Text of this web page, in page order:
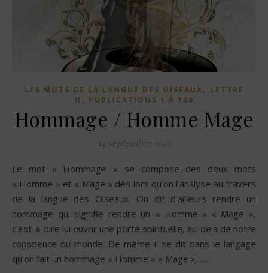
LES MOTS DE LA LANGUE DES OISEAUX, LETTRE
H , PUBLICATIONS 1 À 100
Hommage / Homme Mage
14 septembre 2021
Le mot « Hommage » se compose des deux mots
« Homme » et « Mage » dès lors qu’on l’analyse au travers
de la langue des Oiseaux. On dit d’ailleurs rendre un
hommage qui signifie rendre un « Homme » « Mage »,
c’est-à-dire lui ouvrir une porte spirituelle, au-delà de notre
conscience du monde. De même il se dit dans le langage
qu’on fait un hommage « Homme » « Mage »……